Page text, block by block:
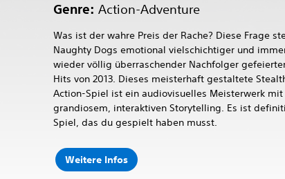
Genre: Action-Adventure
Was ist der wahre Preis der Rache? Diese Frage
Naughty Dogs emotional vielschichtiger und
wieder völlig überraschender Nachfolger
Hits von 2013. Dieses meisterhaft gestaltete
Action-Spiel ist ein audiovisuelles Meisterwerk mit
grandiosem, interaktiven Storytelling. Es ist
Spiel, das du gespielt haben musst.
Weitere Infos